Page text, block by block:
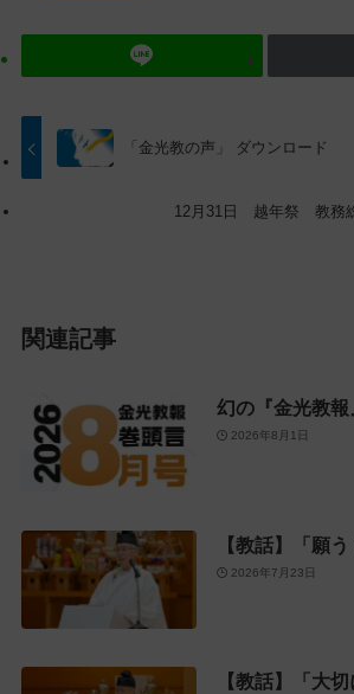
ッ
プ
に
動
す
る
「金光教の声」 ダウンロード
12月31日 越年祭 教務
関連記事
幻の『金光教報
2026年8月1日
【教話】「願う
2026年7月23日
【教話】「大切